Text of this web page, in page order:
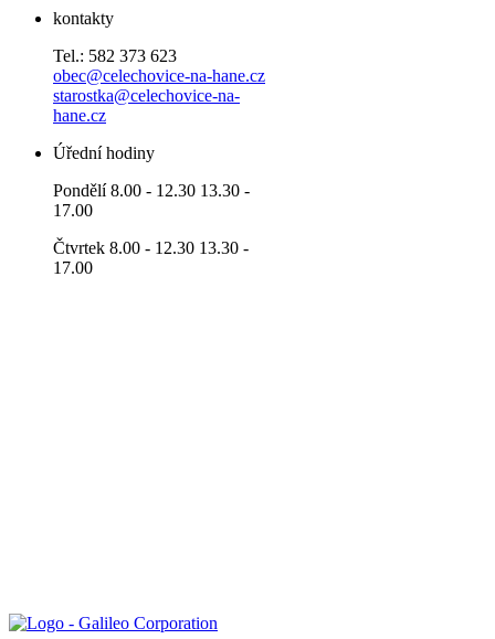
kontakty
Tel.: 582 373 623
obec@celechovice-na-hane.cz
starostka@celechovice-na-
hane.cz
Úřední hodiny
Pondělí 8.00 - 12.30 13.30 -
17.00
Čtvrtek 8.00 - 12.30 13.30 -
17.00